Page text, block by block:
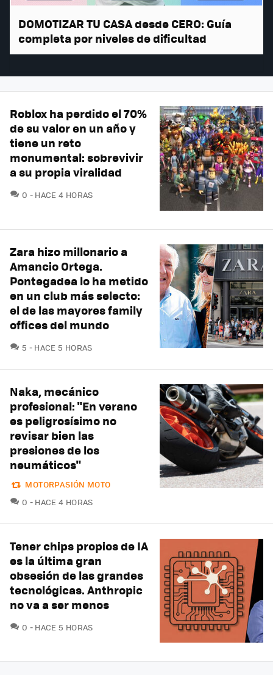
DOMOTIZAR TU CASA desde CERO: Guía
completa por niveles de dificultad
Roblox ha perdido el 70%
de su valor en un año y
tiene un reto
monumental: sobrevivir
a su propia viralidad
0 COMENTARIOS
HACE 4 HORAS
Zara hizo millonario a
Amancio Ortega.
Pontegadea lo ha metido
en un club más selecto:
el de las mayores family
offices del mundo
5 COMENTARIOS
HACE 5 HORAS
Naka, mecánico
profesional: "En verano
es peligrosísimo no
revisar bien las
presiones de los
neumáticos"
MOTORPASIÓN MOTO
0 COMENTARIOS
HACE 4 HORAS
Tener chips propios de IA
es la última gran
obsesión de las grandes
tecnológicas. Anthropic
no va a ser menos
0 COMENTARIOS
HACE 5 HORAS